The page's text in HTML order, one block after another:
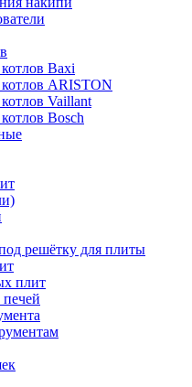
Baxi
котлов ARISTON
Vaillant
Bosch
решётку для плиты
плит